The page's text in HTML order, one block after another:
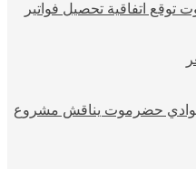
اتفاقية تحصيل فواتير
حضرموت يناقش مشروع